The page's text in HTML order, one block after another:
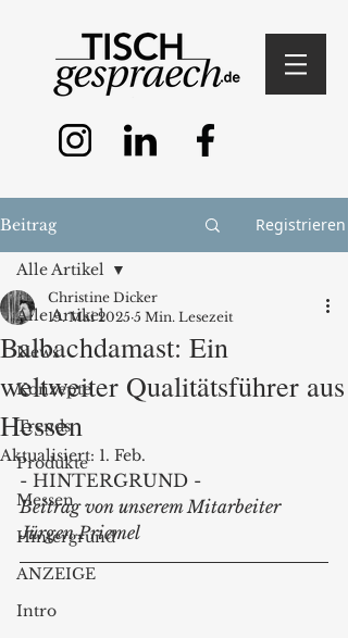
Beitrag Registrieren
Alle Artikel
News
Konzepte
Trends
Produkte
Messen
Hintergrund
ANZEIGE
Intro
Alle Artikel
Balbachdamast: Ein
weltweiter Qualitätsführer aus
Hessen
Christine Dicker
19. Mai 2025 5 Min. Lesezeit
Aktualisiert: 1. Feb.
- HINTERGRUND -
Beitrag von unserem Mitarbeiter
Jürgen Priemel